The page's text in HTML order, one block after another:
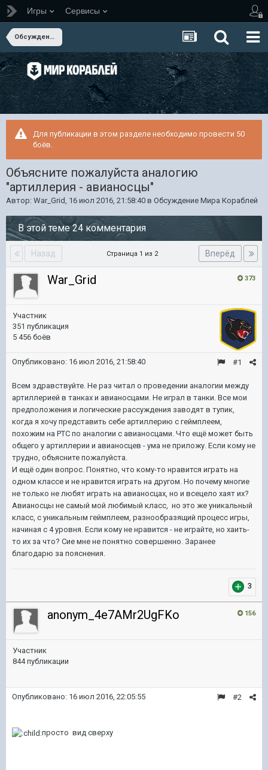
Игры Сервисы
Обсуждение Мира Кораблей
Для публикации в этом разделе необходимо провести 50
боёв.
Объясните пожалуйста аналогию
"артиллерия - авианосцы"
Автор: War_Grid, 16 июл 2016, 21:58:40 в Обсуждение Мира Кораблей
В этой теме 24 комментария
Назад Вперёд
Страница 1 из 2
373
War_Grid
Участник
351 публикация
5 456 боёв
#1
Опубликовано: 16 июл 2016, 21:58:40
Всем здравствуйте. Не раз читал о проведении аналогии между
артиллерией в танках и авианосцами. Не играл в танки. Все мои
предположения и логические рассуждения заводят в тупик,
когда я хочу представить себе артиллерию с геймплеем,
похожим на РТС по аналогии с авианосцами. Что ещё может быть
общего у артиллерии и авианосцев - ума не приложу. Если кому не
трудно, объясните пожалуйста.
И ещё один вопрос. Понятно, что кому-то нравится играть на
одном классе и не нравится играть на другом. Но почему многие
не только не любят играть на авианосцах, но и всецело хаят их?
Авианосцы не самый мой любимый класс, но это же уникальный
класс, с уникальным геймплеем, разнообразящий процесс игры,
начиная с 4 уровня. Если кому не нравится - не играйте, но хаить-
то их за что? Сие мне не понятно совершенно. Заранее
благодарю за пояснения.
3
156
anonym_4e7AMr2UgFKo
Участник
844 публикации
#2
Опубликовано: 16 июл 2016, 22:05:55
просто вид сверху